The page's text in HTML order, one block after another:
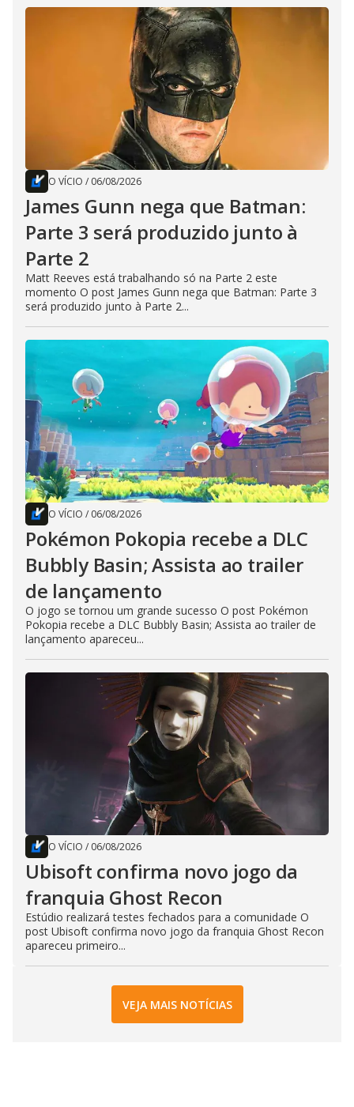
O VÍCIO / 06/08/2026
James Gunn nega que Batman:
Parte 3 será produzido junto à
Parte 2
Matt Reeves está trabalhando só na Parte 2 este
momento O post James Gunn nega que Batman: Parte 3
será produzido junto à Parte 2...
O VÍCIO / 06/08/2026
Pokémon Pokopia recebe a DLC
Bubbly Basin; Assista ao trailer
de lançamento
O jogo se tornou um grande sucesso O post Pokémon
Pokopia recebe a DLC Bubbly Basin; Assista ao trailer de
lançamento apareceu...
O VÍCIO / 06/08/2026
Ubisoft confirma novo jogo da
franquia Ghost Recon
Estúdio realizará testes fechados para a comunidade O
post Ubisoft confirma novo jogo da franquia Ghost Recon
apareceu primeiro...
VEJA MAIS NOTÍCIAS